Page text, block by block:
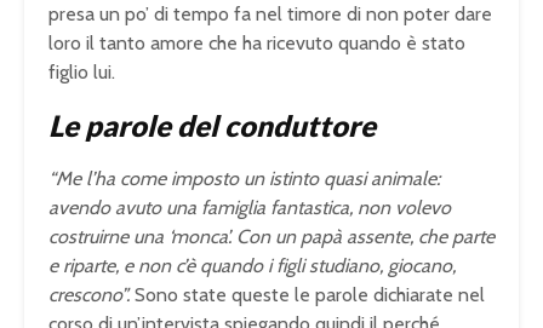
presa un po’ di tempo fa nel timore di non poter dare
loro il tanto amore che ha ricevuto quando è stato
figlio lui.
Le parole del conduttore
“Me l’ha come imposto un istinto quasi animale:
avendo avuto una famiglia fantastica, non volevo
costruirne una ‘monca’. Con un papà assente, che parte
e riparte, e non c’è quando i figli studiano, giocano,
crescono”.Sono state queste le parole dichiarate nel